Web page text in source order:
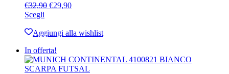
€32,90 Il
era:
€29,90Il
è:
Scegli
ha
varianti.
Le
opzioni
Aggiungi alla wishlist
In offerta!